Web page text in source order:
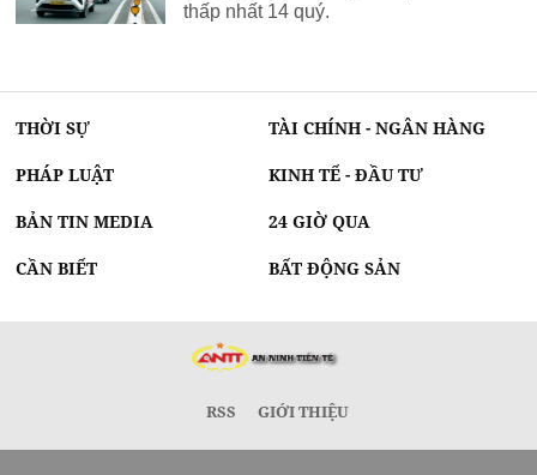
thấp nhất 14 quý.
THỜI SỰ TÀI CHÍNH - NGÂN HÀNG
PHÁP LUẬT KINH TẾ - ĐẦU TƯ
BẢN TIN MEDIA 24 GIỜ QUA
CẦN BIẾT BẤT ĐỘNG SẢN
RSS GIỚI THIỆU